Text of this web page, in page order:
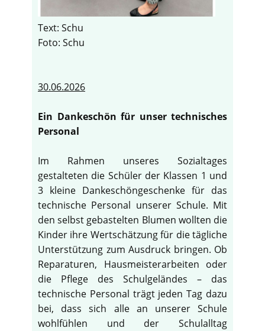
Text: Schu
Foto: Schu
30.06.2026
Ein Dankeschön für unser technisches
Personal
Im Rahmen unseres Sozialtages
gestalteten die Schüler der Klassen 1 und
3 kleine Dankeschöngeschenke für das
technische Personal unserer Schule. Mit
den selbst gebastelten Blumen wollten die
Kinder ihre Wertschätzung für die tägliche
Unterstützung zum Ausdruck bringen. Ob
Reparaturen, Hausmeisterarbeiten oder
die Pflege des Schulgeländes – das
technische Personal trägt jeden Tag dazu
bei, dass sich alle an unserer Schule
wohlfühlen und der Schulalltag